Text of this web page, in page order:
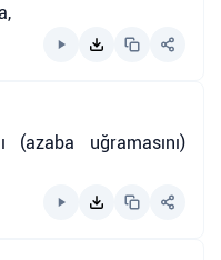
uğramasını)